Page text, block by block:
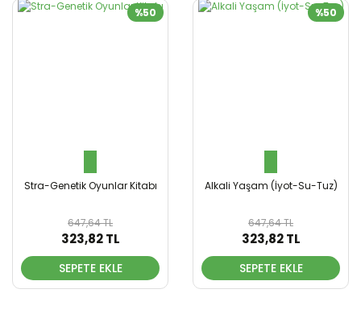
%50
Stra-Genetik Oyunlar Kitabı
647,64 TL
323,82 TL
SEPETE EKLE
%50
Alkali Yaşam (İyot-Su-Tuz)
647,64 TL
323,82 TL
SEPETE EKLE